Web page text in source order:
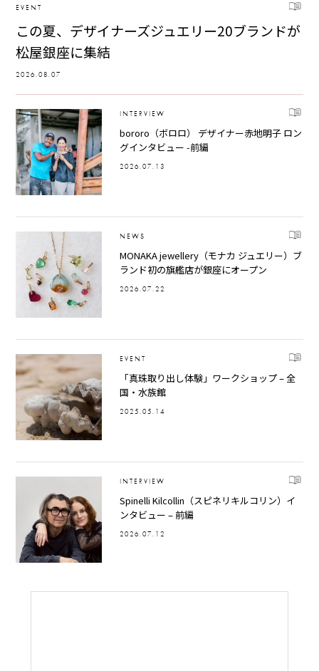
EVENT
この夏、デザイナーズジュエリー20ブランドが
松屋銀座に集結
2026.08.07
INTERVIEW
bororo（ボロロ） デザイナー赤地明子 ロン
グインタビュー -前編
2026.07.13
NEWS
MONAKA jewellery（モナカ ジュエリー）ブ
ランド初の旗艦店が銀座にオープン
2026.07.22
EVENT
「真珠取り出し体験」ワークショップ – 全
国・水族館
2025.05.14
INTERVIEW
Spinelli Kilcollin（スピネリキルコリン）イ
ンタビュー – 前編
2026.07.12